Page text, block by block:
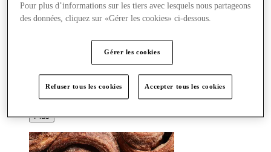
Magasins
Planifiez votre visite
Mangez et buvez
Cartes cadeaux
Services
Plus
Pour plus d’informations sur les tiers avec lesquels nous partageons
des données, cliquez sur «Gérer les cookies» ci-dessous.
Gérer les cookies
Refuser tous les cookies Accepter tous les cookies